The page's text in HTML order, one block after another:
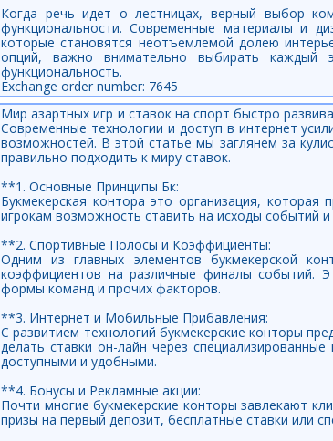
Когда речь идет о лестницах, верный выбор
функциональности. Современные материалы и
которые становятся неотъемлемой долею
опций, важно внимательно выбирать каждый
функциональность.
Exchange order number: 7645
Мир азартных игр и ставок на спорт быстро
Современные технологии и доступ в интернет
возможностей. В этой статье мы заглянем за
правильно подходить к миру ставок.
**1. Основные Принципы Бк:
Букмекерская контора это организация,
игрокам возможность ставить на исходы событий и
**2. Спортивные Полосы и Коэффициенты:
Одним из главных элементов букмекерской
коэффициентов на различные финалы событий.
формы команд и прочих факторов.
**3. Интернет и Мобильные Прибавления:
С развитием технологий букмекерские конторы
делать ставки он-лайн через
доступными и удобными.
**4. Бонусы и Рекламные акции:
Почти многие букмекерские конторы завлекают
призы на первый депозит, бесплатные ставки или